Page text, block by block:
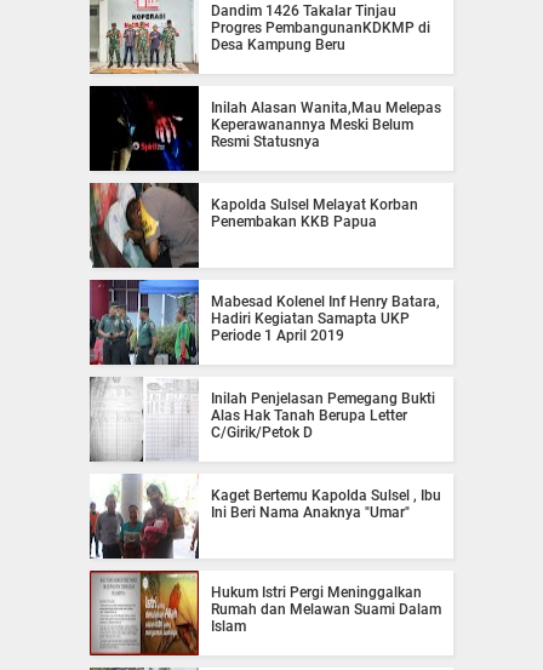
Dandim 1426 Takalar Tinjau
Progres PembangunanKDKMP di
Desa Kampung Beru
Inilah Alasan Wanita,Mau Melepas
Keperawanannya Meski Belum
Resmi Statusnya
Kapolda Sulsel Melayat Korban
Penembakan KKB Papua
Mabesad Kolenel Inf Henry Batara,
Hadiri Kegiatan Samapta UKP
Periode 1 April 2019
Inilah Penjelasan Pemegang Bukti
Alas Hak Tanah Berupa Letter
C/Girik/Petok D
Kaget Bertemu Kapolda Sulsel , Ibu
Ini Beri Nama Anaknya "Umar"
Hukum Istri Pergi Meninggalkan
Rumah dan Melawan Suami Dalam
Islam